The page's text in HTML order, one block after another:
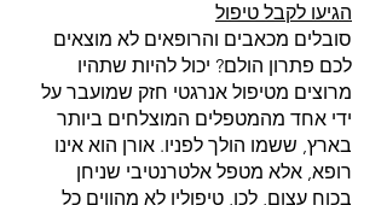
הגיעו לקבל טיפול
סובלים מכאבים והרופאים לא מוצאים
לכם פתרון הולם? יכול להיות שתהיו
מרוצים מטיפול אנרגטי חזק שמועבר על
ידי אחד מהמטפלים המוצלחים ביותר
בארץ, ששמו הולך לפניו. אורן הוא אינו
רופא, אלא מטפל אלטרנטיבי שניחן
בכוח עצום, לכן, טיפוליו לא מהווים כל